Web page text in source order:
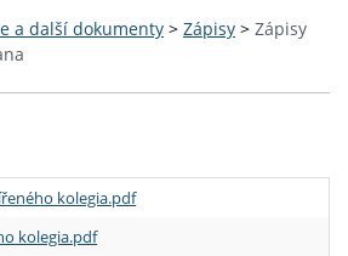
a další dokumenty > Zápisy > Zápisy
kolegia.pdf
kolegia.pdf